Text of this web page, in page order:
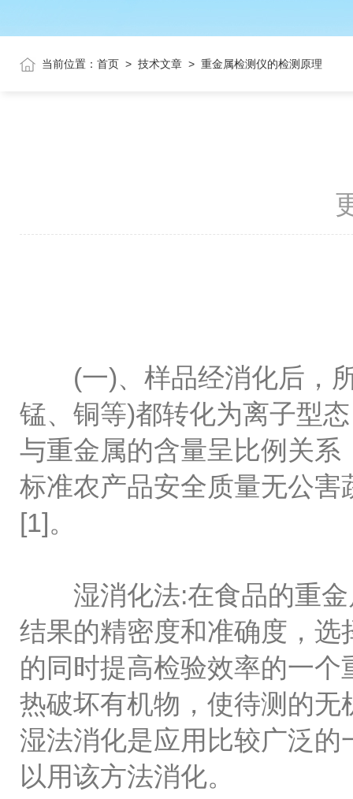
当前位置： 首页 > 技术文章 > 重金属检测仪的检测原理
(一)、样品经消化后，所
锰、铜等)都转化为离子型
与重金属的含量呈比例关
标准农产品安全质量无公
[1]。
湿消化法:在食品的重金
结果的精密度和准确度，
的同时提高检验效率的一
热破坏有机物，使待测的
湿法消化是应用比较广泛
以用该方法消化。